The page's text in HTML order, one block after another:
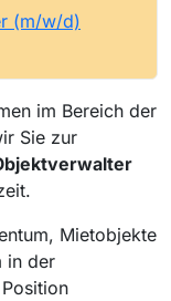
(m/w/d)
im Bereich der
Sie zur
Mietobjekte
in der